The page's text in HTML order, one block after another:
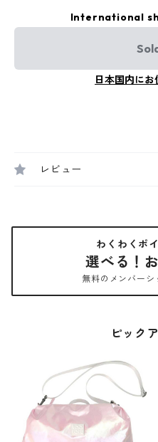
International
日本国内に
レビュー
わくわくポ
選べる！
無料のメンバーシ
ピック